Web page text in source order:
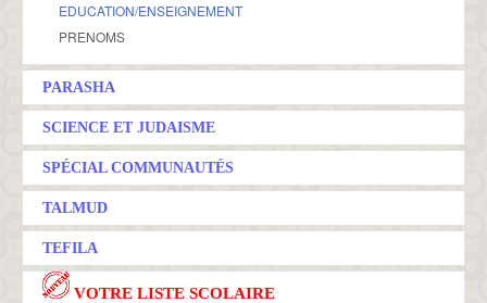
EDUCATION/ENSEIGNEMENT
PRENOMS
PARASHA
SCIENCE ET JUDAISME
SPÉCIAL COMMUNAUTÉS
TALMUD
TEFILA
VOTRE LISTE SCOLAIRE